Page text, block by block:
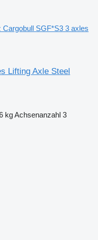
Cargobull SGF*S3 3 axles
Lifting Axle Steel
kgAchsenanzahl 3